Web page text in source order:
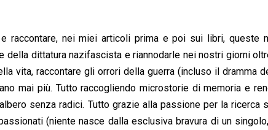
raccontare, nei miei articoli prima e poi sui libri, queste
della dittatura nazifascista e riannodarle nei nostri giorni
vita, raccontare gli orrori della guerra (incluso il dramma
mai più. Tutto raccogliendo microstorie di memoria e
senza radici. Tutto grazie alla passione per la ricerca
(niente nasce dalla esclusiva bravura di un